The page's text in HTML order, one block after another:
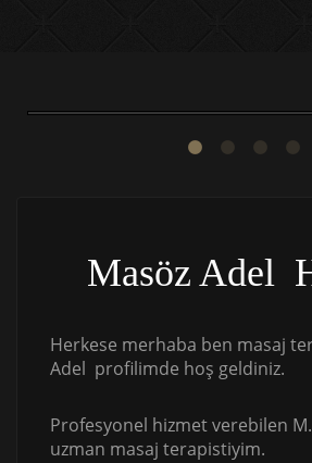
Masöz Adel
Herkese merhaba ben masaj
Adel profilimde hoş geldiniz.
Profesyonel hizmet verebilen
uzman masaj terapistiyim.